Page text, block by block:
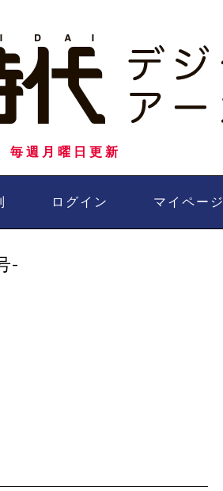
毎週月曜日更新
ログイン マイページ
-